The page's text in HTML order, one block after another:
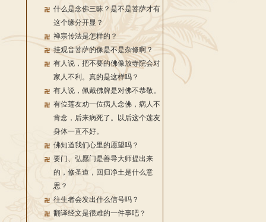
什么是念佛三昧？是不是菩萨才有
这个缘分开显？
禅宗传法是怎样的？
挂观音菩萨的像是不是杂修啊？
有人说，把不要的佛像放寺院会对
家人不利。真的是这样吗？
有人说，佩戴佛牌是对佛不恭敬。
有位莲友劝一位病人念佛，病人不
肯念，后来病死了。以后这个莲友
身体一直不好。
佛知道我们心里的愿望吗？
要门、弘愿门是善导大师提出来
的，修圣道，回归净土是什么意
思？
往生者会发出什么信号吗？
翻译经文是很难的一件事吧？